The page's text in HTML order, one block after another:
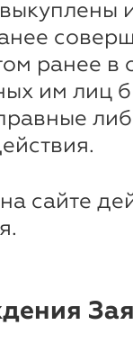
ранее в
им лиц
сайте